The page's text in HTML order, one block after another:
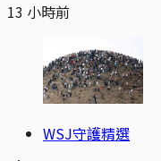
13 小時前
WSJ守護精選